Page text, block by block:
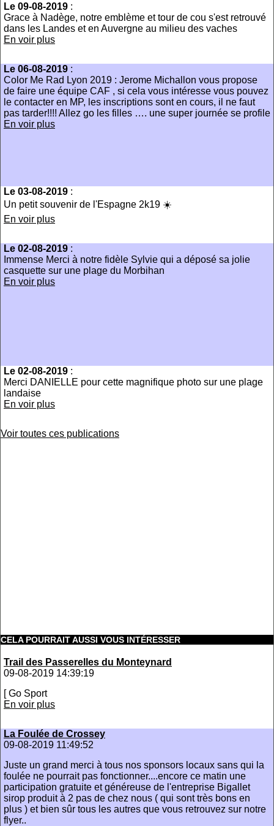
Le 09-08-2019 :
Grace à Nadège, notre emblème et tour de cou s'est retrouvé
dans les Landes et en Auvergne au milieu des vaches
En voir plus
Le 06-08-2019 :
Color Me Rad Lyon 2019 : Jerome Michallon vous propose
de faire une équipe CAF , si cela vous intéresse vous pouvez
le contacter en MP, les inscriptions sont en cours, il ne faut
pas tarder!!!! Allez go les filles …. une super journée se profile
En voir plus
Le 03-08-2019 :
Un petit souvenir de l'Espagne 2k19 ☀️
En voir plus
Le 02-08-2019 :
Immense Merci à notre fidèle Sylvie qui a déposé sa jolie
casquette sur une plage du Morbihan
En voir plus
Le 02-08-2019 :
Merci DANIELLE pour cette magnifique photo sur une plage
landaise
En voir plus
Voir toutes ces publications
CELA POURRAIT AUSSI VOUS INTÉRESSER
Trail des Passerelles du Monteynard
09-08-2019 14:39:19
[ Go Sport
En voir plus
La Foulée de Crossey
09-08-2019 11:49:52
Juste un grand merci à tous nos sponsors locaux sans qui la
foulée ne pourrait pas fonctionner....encore ce matin une
participation gratuite et généreuse de l'entreprise Bigallet
sirop produit à 2 pas de chez nous ( qui sont très bons en
plus ) et bien sûr tous les autres que vous retrouvez sur notre
flyer..